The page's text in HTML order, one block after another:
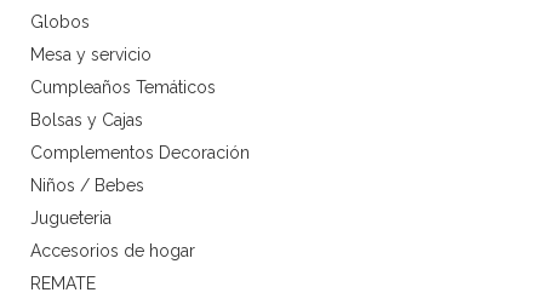
Globos
Mesa y servicio
Cumpleaños Temáticos
Bolsas y Cajas
Complementos Decoración
Niños / Bebes
Jugueteria
Accesorios de hogar
REMATE